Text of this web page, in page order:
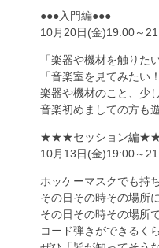
●●●入門編●●●
10月20日(金)19:00～
「楽器や機材を触りた
「音楽室を見てみたい
楽器や機材のこと、少
音楽初めましての方も
★★★セッション編
10月13日(金)19:00～
ホッケーマスクでも持
その日その時その場所
その日その時その場所
コード弾きができるく